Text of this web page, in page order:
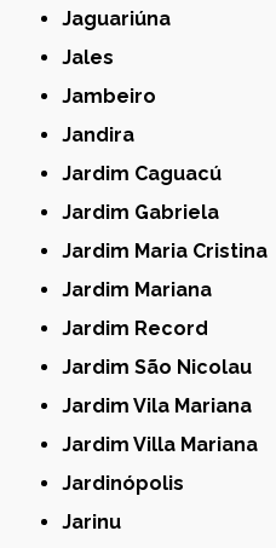
Jaguariúna
Jales
Jambeiro
Jandira
Jardim Caguacú
Jardim Gabriela
Jardim Maria Cristina
Jardim Mariana
Jardim Record
Jardim São Nicolau
Jardim Vila Mariana
Jardim Villa Mariana
Jardinópolis
Jarinu